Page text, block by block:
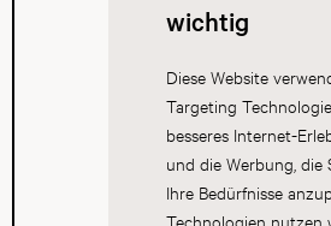
wichtig
Diese Website
Targeting
besseres Internet-
und die Werbung, die
Ihre Bedürfnisse
Technologien nutzen